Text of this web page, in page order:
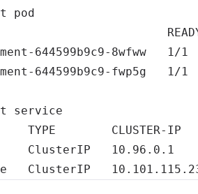
644599b9c9-8wfww
1/1
644599b9c9-fwp5g
1/1
service
TYPE        CLUSTER-IP
ClusterIP
10.96
ClusterIP
10.101